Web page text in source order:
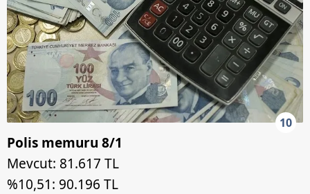
10
Polis memuru 8/1
Mevcut: 81.617 TL
%10,51: 90.196 TL